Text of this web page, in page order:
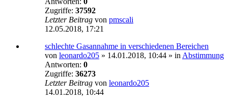
Zugriffe: 37592
Letzter Beitrag von pmscali
12.05.2018, 17:21
schlechte Gasannahme in verschiedenen Bereichen
von leonardo205 » 14.01.2018, 10:44 » in Abstimmung
Antworten: 0
Zugriffe: 36273
Letzter Beitrag von leonardo205
14.01.2018, 10:44